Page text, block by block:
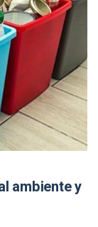
ambiente y